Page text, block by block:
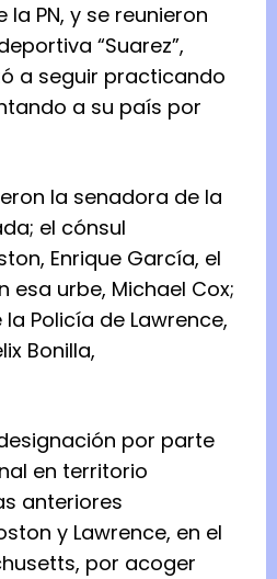
PN, y se reunieron
“Suarez”,
a seguir practicando
a su país por
la senadora de la
el cónsul
Enrique García, el
esa urbe, Michael Cox;
Policía de Lawrence,
Bonilla,
por parte
en territorio
anteriores
y Lawrence, en el
por acoger